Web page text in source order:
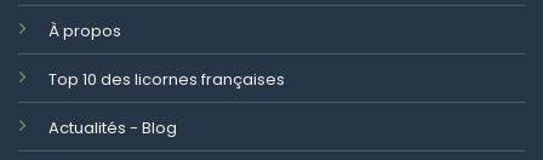
À propos
Top 10 des licornes françaises
Actualités - Blog